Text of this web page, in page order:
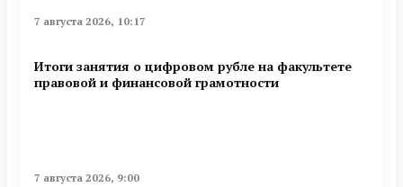
7 августа 2026, 10:17
Итоги занятия о цифровом рубле на факультете
правовой и финансовой грамотности
7 августа 2026, 9:00